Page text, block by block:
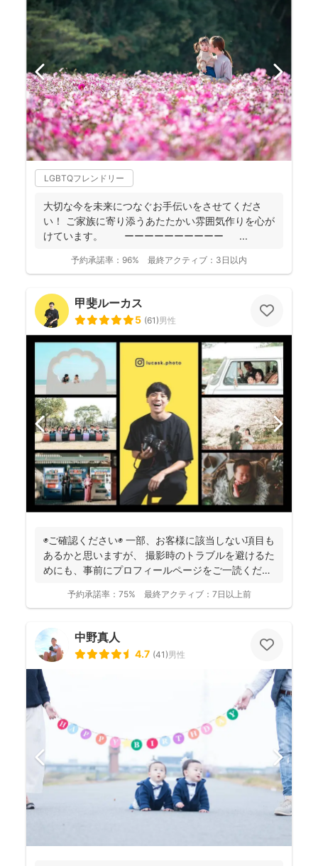
LGBTQフレンドリー
大切な今を未来につなぐお手伝いをさせてくださ
い！ ご家族に寄り添うあたたかい雰囲気作りを心が
けています。 ーーーーーーーーーー ...
予約承諾率： 96% 最終アクティブ： 3日以内
甲斐ルーカス
5 (61)男性
◉ご確認ください◉ 一部、お客様に該当しない項目も
あるかと思いますが、 撮影時のトラブルを避けるた
めにも、事前にプロフィールページをご一読くださ
予約承諾率： 75% 最終アクティブ： 7日以上前
中野真人
4.7 (41)男性